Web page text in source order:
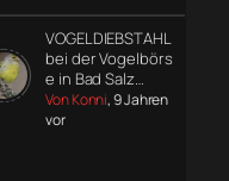
VOGELDIEBSTAHL
bei der Vogelbörs
e in Bad Salz…
Von Konni, 9 Jahren
vor